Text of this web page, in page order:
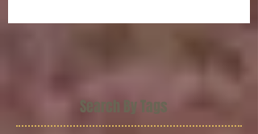
Search By Tags